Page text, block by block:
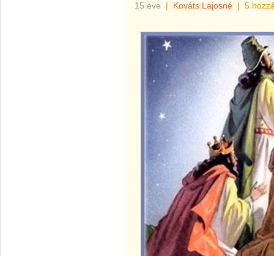
15 éve | Kováts Lajosné | 5